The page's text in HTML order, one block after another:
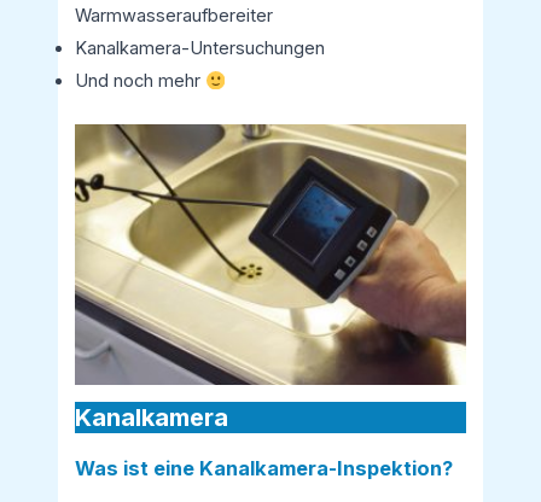
Warmwasseraufbereiter
Kanalkamera-Untersuchungen
Und noch mehr
Kanalkamera
Was ist eine Kanalkamera-Inspektion?